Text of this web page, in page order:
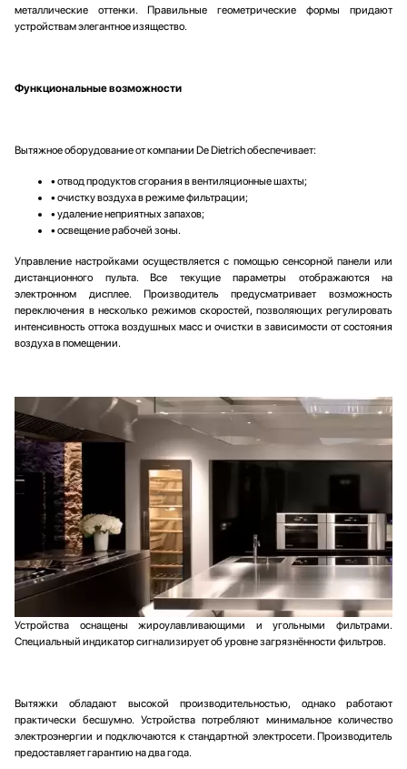
Парогенераторы
Подогреватели
Пылесосы
Смесители
Соковыжималки
Стаканомоечные машины
Стиральные машины
Сушильные машины
Телевизоры
Тостеры
Увлажнители воздуха
Фены
Холодильники
Холодильное оборудование
Хьюмидоры
Teka
V-ZUG
металлические оттенки. Правильные геометрические формы придают
устройствам элегантное изящество.
Функциональные возможности
Вытяжное оборудование от компании De Dietrich обеспечивает:
• отвод продуктов сгорания в вентиляционные шахты;
• очистку воздуха в режиме фильтрации;
• удаление неприятных запахов;
• освещение рабочей зоны.
Управление настройками осуществляется с помощью сенсорной панели или
дистанционного пульта. Все текущие параметры отображаются на
электронном дисплее. Производитель предусматривает возможность
переключения в несколько режимов скоростей, позволяющих регулировать
интенсивность оттока воздушных масс и очистки в зависимости от состояния
воздуха в помещении.
Устройства оснащены жироулавливающими и угольными фильтрами.
Специальный индикатор сигнализирует об уровне загрязнённости фильтров.
Вытяжки обладают высокой производительностью, однако работают
практически бесшумно. Устройства потребляют минимальное количество
электроэнергии и подключаются к стандартной электросети. Производитель
предоставляет гарантию на два года.